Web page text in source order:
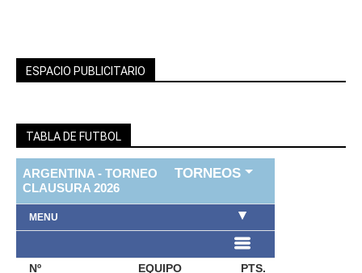
ESPACIO PUBLICITARIO
TABLA DE FUTBOL